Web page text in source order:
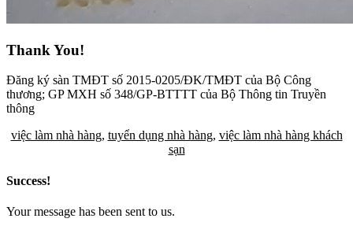
Thank You!
Đăng ký sàn TMĐT số 2015-0205/ĐK/TMĐT của Bộ Công
thương; GP MXH số 348/GP-BTTTT của Bộ Thông tin Truyền
thông
việc làm nhà hàng, tuyển dụng nhà hàng, việc làm nhà hàng khách
sạn
Success!
Your message has been sent to us.